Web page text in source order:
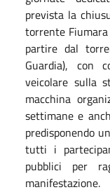
prevista la
torrente Fiumara
partire dal
Guardia), con
veicolare sulla
macchina
settimane e
predisponendo
tutti i
pubblici per
manifestazione.